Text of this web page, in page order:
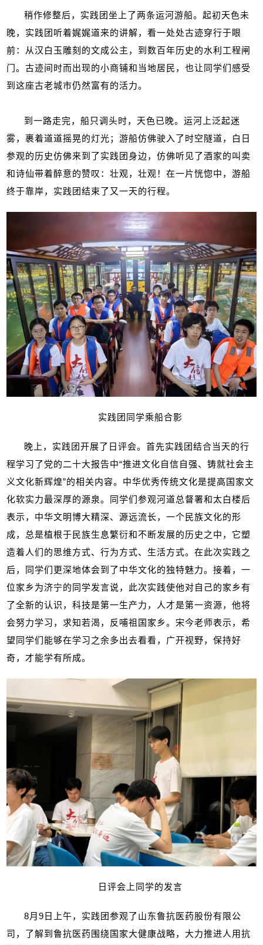
稍作修整后，实践团坐上了两条运河游船。起初天色未
晚，实践团听着娓娓道来的讲解，看一处处古迹穿行于眼
前：从汉白玉雕刻的文成公主，到数百年历史的水利工程闸
门。古迹间时而出现的小商铺和当地居民，也让同学们感受
到这座古老城市仍然富有的活力。
到一路走完，船只调头时，天色已晚。运河上泛起迷
雾，裹着道道摇晃的灯光；游船仿佛驶入了时空隧道，白日
参观的历史仿佛来到了实践团身边，仿佛听见了酒家的叫卖
和诗仙带着醉意的赞叹：壮观，壮观！在一片恍惚中，游船
终于靠岸，实践团结束了又一天的行程。
实践团同学乘船合影
晚上，实践团开展了日评会。首先实践团结合当天的行
程学习了党的二十大报告中“推进文化自信自强、铸就社会主
义文化新辉煌”的相关内容。中华优秀传统文化是提高国家文
化软实力最深厚的源泉。同学们参观河道总督署和太白楼后
表示，中华文明博大精深、源远流长，一个民族文化的形
成，总是植根于民族生息繁衍和不断发展的历史之中，它塑
造着人们的思维方式、行为方式、生活方式。在此次实践之
后，同学们更深地体会到了中华文化的独特魅力。接着，一
位家乡为济宁的同学发言说，此次实践使他对自己的家乡有
了全新的认识，科技是第一生产力，人才是第一资源，他将
会努力学习，求知若渴，反哺祖国家乡。宋今老师表示，希
望同学们能够在学习之余多出去看看，广开视野，保持好
奇，才能学有所成。
日评会上同学的发言
8月9 日上午，实践团参观了山东鲁抗医药股份有限公
司，了解到鲁抗医药围绕国家大健康战略，大力推进人用抗